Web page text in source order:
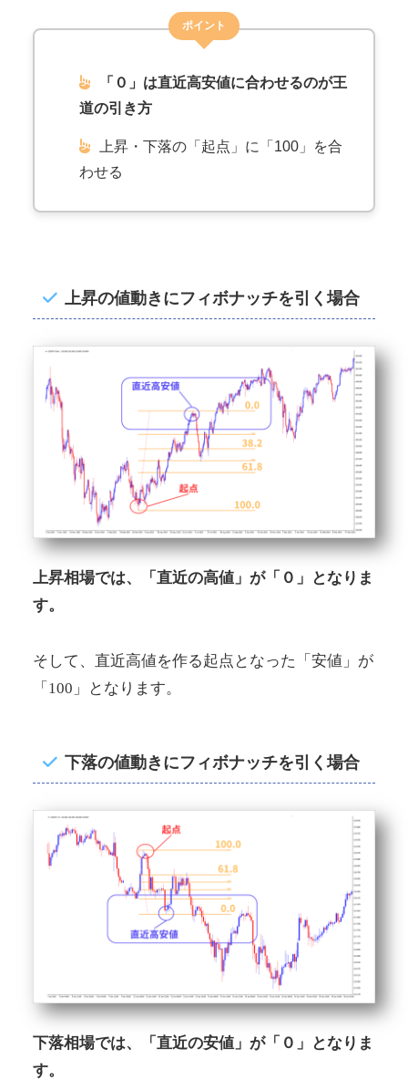
ポイント
「０」は直近高安値に合わせるのが王
道の引き方
上昇・下落の「起点」に「100」を合
わせる
上昇の値動きにフィボナッチを引く場合
上昇相場では、「直近の高値」が「０」となりま
す。
そして、直近高値を作る起点となった「安値」が
「100」となります。
下落の値動きにフィボナッチを引く場合
下落相場では、「直近の安値」が「０」となりま
す。